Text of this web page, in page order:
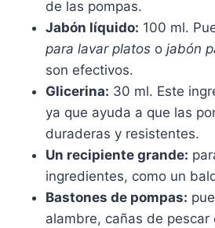
de las pompas.
Jabón líquido: 100 ml.
para lavar platos o jabón
son efectivos.
Glicerina: 30 ml. Este
ya que ayuda a que las
duraderas y resistentes.
Un recipiente grande:
ingredientes, como un
Bastones de pompas:
alambre, cañas de pescar